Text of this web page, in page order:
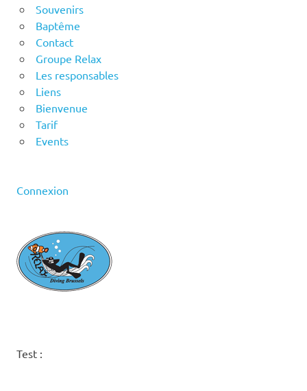
Souvenirs
Baptême
Contact
Groupe Relax
Les responsables
Liens
Bienvenue
Tarif
Events
Connexion
Test :